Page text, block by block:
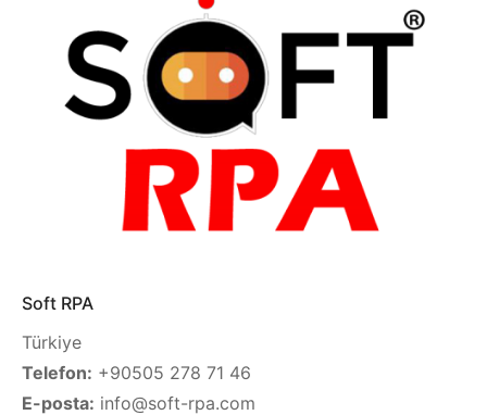
Soft RPA
Türkiye
Telefon: +90505 278 71 46
E-posta: info@soft-rpa.com